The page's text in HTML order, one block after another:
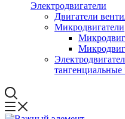
Электродвигатели
Двигатели
Микродвигатели